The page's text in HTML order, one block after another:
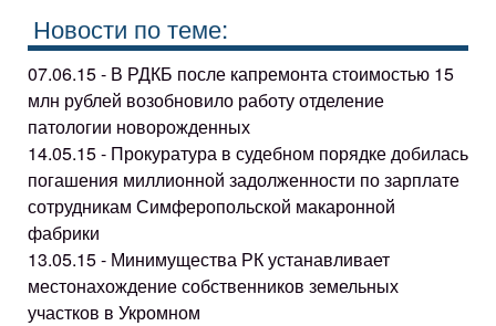
Новости по теме:
07.06.15 - В РДКБ после капремонта стоимостью 15
млн рублей возобновило работу отделение
патологии новорожденных
14.05.15 - Прокуратура в судебном порядке добилась
погашения миллионной задолженности по зарплате
сотрудникам Симферопольской макаронной
фабрики
13.05.15 - Минимущества РК устанавливает
местонахождение собственников земельных
участков в Укромном